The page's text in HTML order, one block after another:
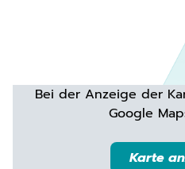
Bei der Anzeige der
Google
Karte